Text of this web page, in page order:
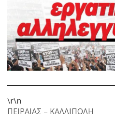
\r\n
ΠΕΙΡΑΙΑΣ – ΚΑΛΛΙΠΟΛΗ